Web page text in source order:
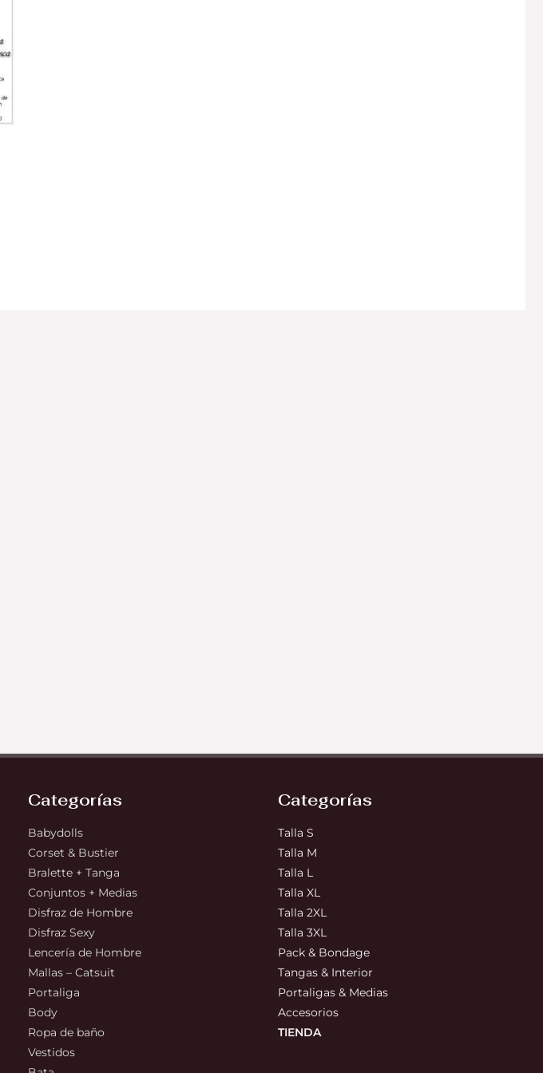
Categorías
Babydolls
Corset & Bustier
Bralette + Tanga
Conjuntos + Medias
Disfraz de Hombre
Disfraz Sexy
Lencería de Hombre
Mallas – Catsuit
Portaliga
Body
Ropa de baño
Vestidos
Categorías
Talla S
Talla M
Talla L
Talla XL
Talla 2XL
Talla 3XL
Pack & Bondage
Tangas & Interior
Portaligas & Medias
Accesorios
TIENDA